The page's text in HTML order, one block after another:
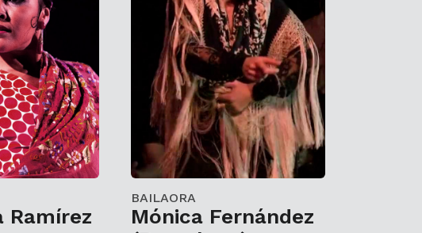
Ramírez
BAILAORA
Mónica Fernández